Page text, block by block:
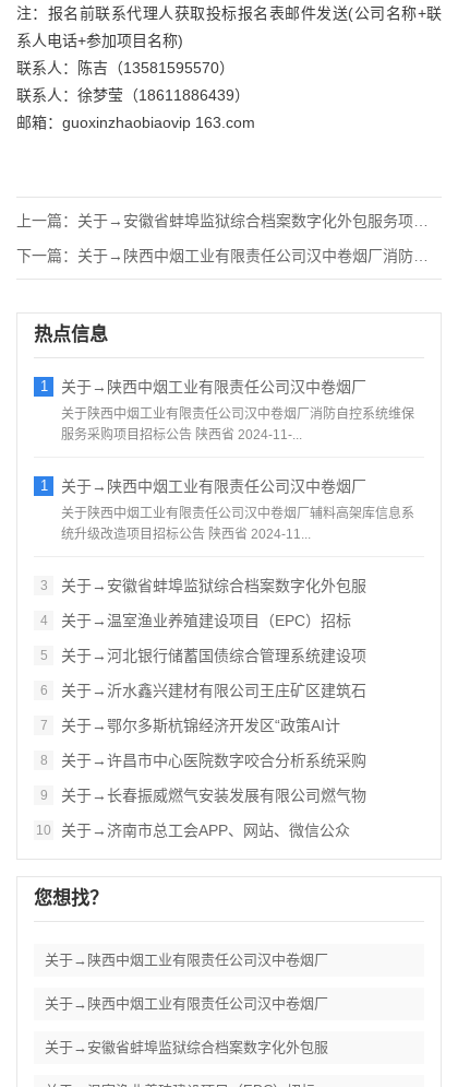
注：报名前联系代理人获取投标报名表邮件发送(公司名称+联
系人电话+参加项目名称)
联系人：陈吉（13581595570）
联系人：徐梦莹（18611886439）
邮箱：guoxinzhaobiaovip 163.com
上一篇： 关于→安徽省蚌埠监狱综合档案数字化外包服务项目公开招标公告
下一篇： 关于→陕西中烟工业有限责任公司汉中卷烟厂消防自控系统维保服务
热点信息
1 关于→陕西中烟工业有限责任公司汉中卷烟厂
关于陕西中烟工业有限责任公司汉中卷烟厂消防自控系统维保
服务采购项目招标公告 陕西省 2024-11-...
1 关于→陕西中烟工业有限责任公司汉中卷烟厂
关于陕西中烟工业有限责任公司汉中卷烟厂辅料高架库信息系
统升级改造项目招标公告 陕西省 2024-11...
3 关于→安徽省蚌埠监狱综合档案数字化外包服
4 关于→温室渔业养殖建设项目（EPC）招标
5 关于→河北银行储蓄国债综合管理系统建设项
6 关于→沂水鑫兴建材有限公司王庄矿区建筑石
7 关于→鄂尔多斯杭锦经济开发区“政策AI计
8 关于→许昌市中心医院数字咬合分析系统采购
9 关于→长春振威燃气安装发展有限公司燃气物
10 关于→济南市总工会APP、网站、微信公众
您想找？
关于→陕西中烟工业有限责任公司汉中卷烟厂
关于→陕西中烟工业有限责任公司汉中卷烟厂
关于→安徽省蚌埠监狱综合档案数字化外包服